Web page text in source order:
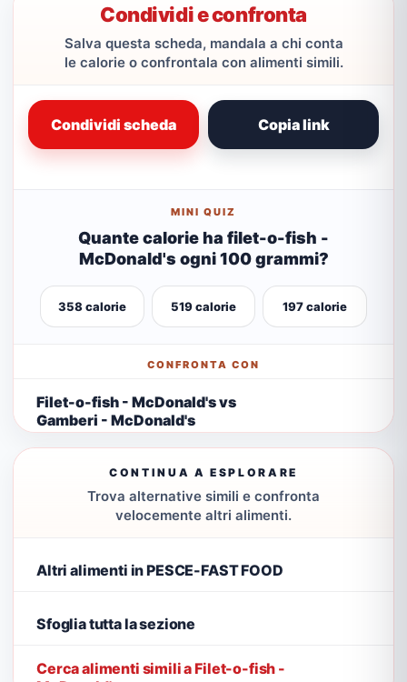
Condividi e confronta
Salva questa scheda, mandala a chi conta
le calorie o confrontala con alimenti simili.
Condividi scheda Copia link
MINI QUIZ
Quante calorie ha filet-o-fish -
McDonald's ogni 100 grammi?
358 calorie 519 calorie 197 calorie
CONFRONTA CON
Filet-o-fish - McDonald's vs
Gamberi - McDonald's
CONTINUA A ESPLORARE
Trova alternative simili e confronta
velocemente altri alimenti.
Altri alimenti in PESCE-FAST FOOD
Sfoglia tutta la sezione
Cerca alimenti simili a Filet-o-fish -